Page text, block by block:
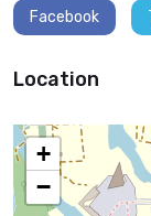
Facebook
Location
+
−